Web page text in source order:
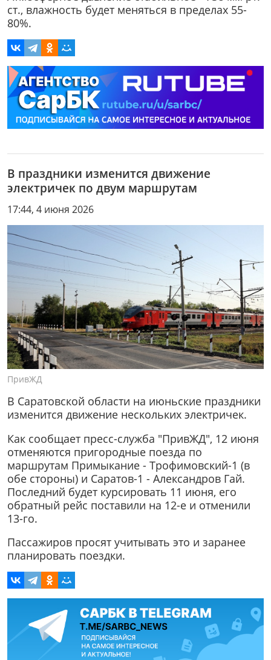
ст., влажность будет меняться в пределах 55-
80%.
В праздники изменится движение
электричек по двум маршрутам
17:44, 4 июня 2026
ПривЖД
В Саратовской области на июньские праздники
изменится движение нескольких электричек.
Как сообщает пресс-служба "ПривЖД", 12 июня
отменяются пригородные поезда по
маршрутам Примыкание - Трофимовский-1 (в
обе стороны) и Саратов-1 - Александров Гай.
Последний будет курсировать 11 июня, его
обратный рейс поставили на 12-е и отменили
13-го.
Пассажиров просят учитывать это и заранее
планировать поездки.